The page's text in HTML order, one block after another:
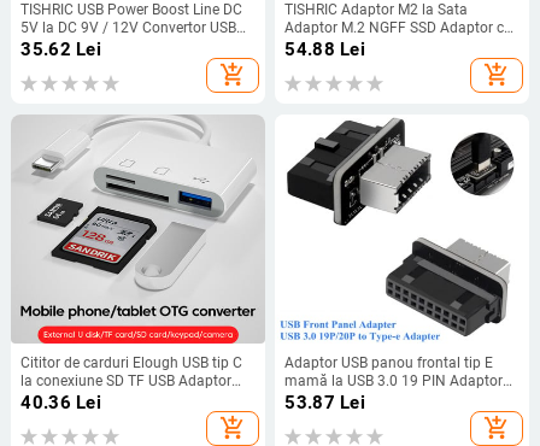
TISHRIC USB Power Boost Line DC
5V la DC 9V / 12V Convertor USB
Adaptor Router Cablu 2,1x5,5mm
35.62 Lei
add_shopping_cart
TISHRIC Adaptor M2 la Sata
Adaptor M.2 NGFF SSD Adaptor cu
un singur port M.2 Ngff la Sata
22Pin Interfață adaptor placă
54.88 Lei
add_shopping_cart
Cititor de carduri Elough USB tip C
la conexiune SD TF USB Adaptor
cititor de carduri de memorie
inteligent pentru telefonul mobil
Macbook Samsung Huawei
40.36 Lei
add_shopping_cart
Adaptor USB panou frontal tip E
mamă la USB 3.0 19 PIN Adaptor
mascul Splitter vertical intern
53.87 Lei
add_shopping_cart